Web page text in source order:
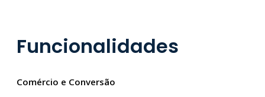
Funcionalidades
Comércio e Conversão